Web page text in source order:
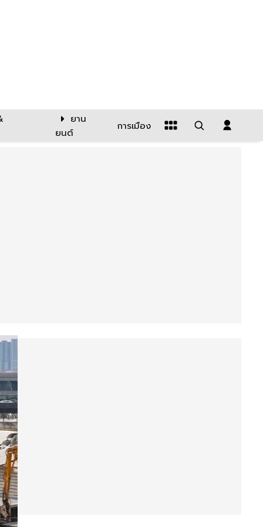
ยาน
ยนต์
การเมือง